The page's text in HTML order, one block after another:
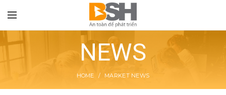
NEWS
HOME MARKET NEWS